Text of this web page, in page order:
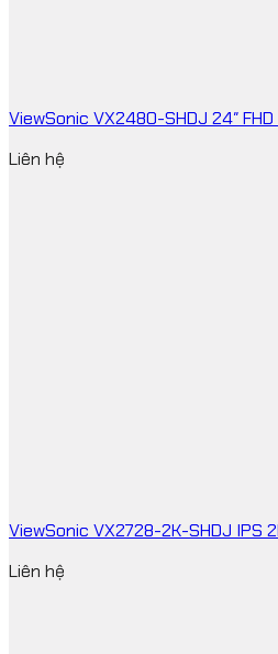
ViewSonic VX2480-SHDJ 24″ FHD
Liên hệ
ViewSonic VX2728-2K-SHDJ IPS
Liên hệ